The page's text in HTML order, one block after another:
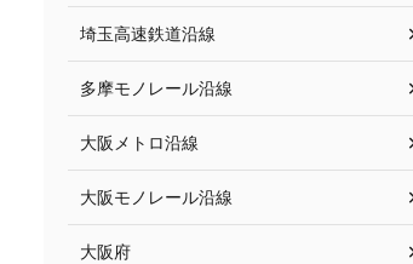
埼玉高速鉄道沿線
多摩モノレール沿線
大阪メトロ沿線
大阪モノレール沿線
大阪府